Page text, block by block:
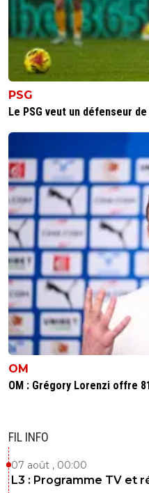
PSG
Le PSG veut un défenseur
OM
OM : Grégory Lorenzi offre
FIL INFO
07 août , 00:00
L3 : Programme TV et